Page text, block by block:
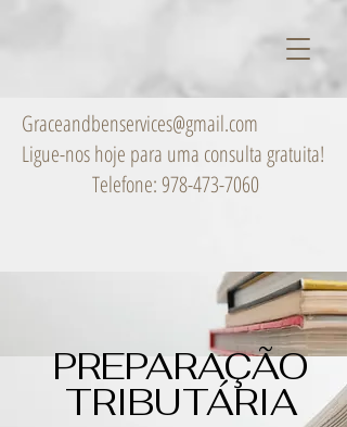
Graceandbenservices@gmail.com
Ligue-nos hoje para uma consulta gratuita!
Telefone:978-473-7060
PREPARAÇÃO
TRIBUTÁRIA